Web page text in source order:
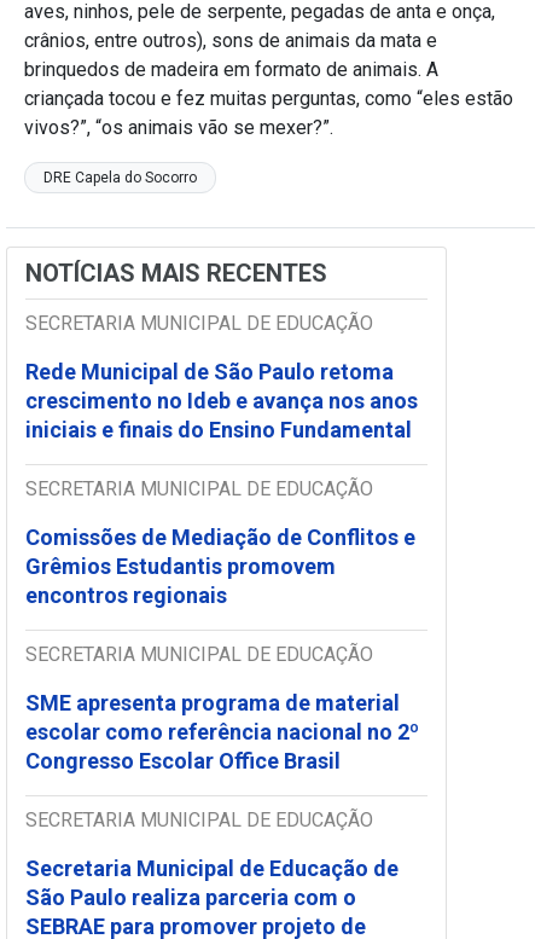
aves, ninhos, pele de serpente, pegadas de anta e onça,
crânios, entre outros), sons de animais da mata e
brinquedos de madeira em formato de animais. A
criançada tocou e fez muitas perguntas, como “eles estão
vivos?”, “os animais vão se mexer?”.
DRE Capela do Socorro
NOTÍCIAS MAIS RECENTES
SECRETARIA MUNICIPAL DE EDUCAÇÃO
Rede Municipal de São Paulo retoma
crescimento no Ideb e avança nos anos
iniciais e finais do Ensino Fundamental
SECRETARIA MUNICIPAL DE EDUCAÇÃO
Comissões de Mediação de Conflitos e
Grêmios Estudantis promovem
encontros regionais
SECRETARIA MUNICIPAL DE EDUCAÇÃO
SME apresenta programa de material
escolar como referência nacional no 2º
Congresso Escolar Office Brasil
SECRETARIA MUNICIPAL DE EDUCAÇÃO
Secretaria Municipal de Educação de
São Paulo realiza parceria com o
SEBRAE para promover projeto de